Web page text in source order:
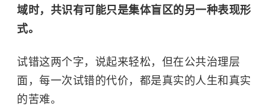
域时，共识有可能只是集体盲区的另一种表现形
式。
试错这两个字，说起来轻松，但在公共治理层
面，每一次试错的代价，都是真实的人生和真实
的苦难。